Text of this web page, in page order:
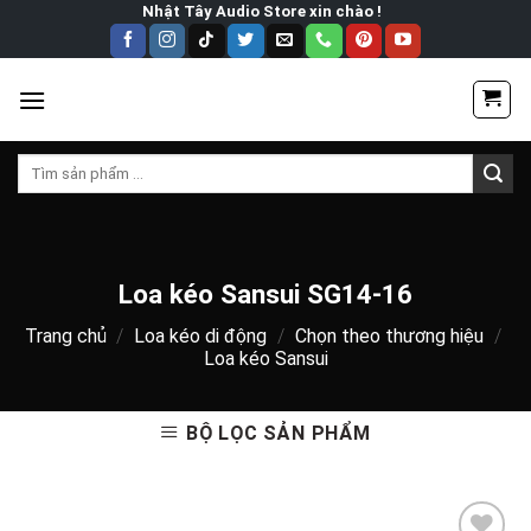
Nhật Tây Audio Store xin chào !
Tìm
Loa kéo Sansui SG14-16
Trang chủ / Loa kéo di động / Chọn theo thương hiệu /
Loa kéo Sansui
BỘ LỌC SẢN PHẨM